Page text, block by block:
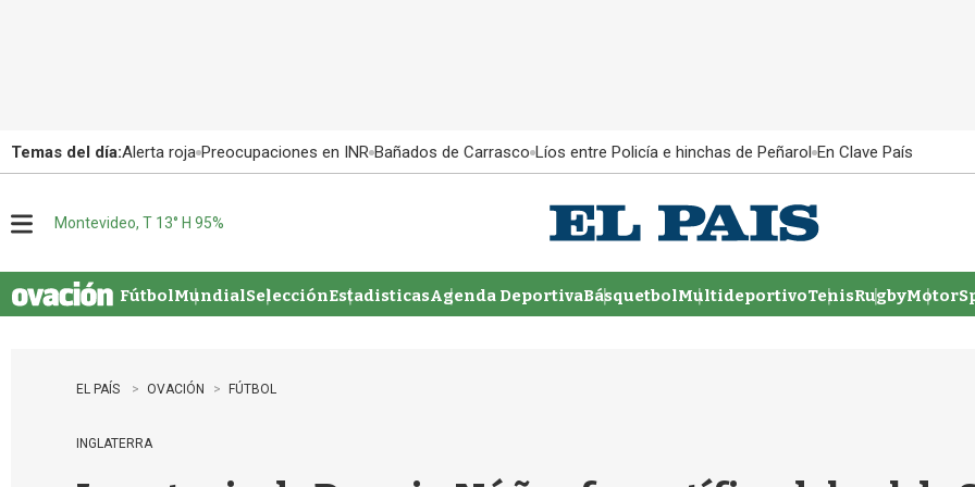
Temas del día:Alerta roja Preocupaciones en INR Bañados de Carrasco Líos entre Policía e hinchas de Peñarol En Clave País
u
Montevideo, T 13° H 95%
FútbolMundialSelecciónEstadisticasAgenda DeportivaBásquetbolMultideportivoTenisRugby
EL PAÍS OVACIÓN FÚTBOL
INGLATERRA